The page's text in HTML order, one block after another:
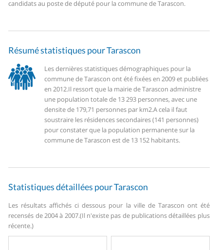
candidats au poste de député pour la commune de Tarascon.
Résumé statistiques pour Tarascon
Les dernières statistiques démographiques pour la
commune de Tarascon ont été fixées en 2009 et publiées
en 2012.Il ressort que la mairie de Tarascon administre
une population totale de 13 293 personnes, avec une
densite de 179,71 personnes par km2.A cela il faut
soustraire les résidences secondaires (141 personnes)
pour constater que la population permanente sur la
commune de Tarascon est de 13 152 habitants.
Statistiques détaillées pour Tarascon
Les résultats affichés ci dessous pour la ville de Tarascon ont été
recensés de 2004 à 2007.(Il n'existe pas de publications détaillées plus
récente.)